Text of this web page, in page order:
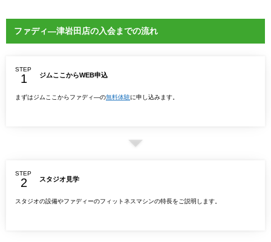
ファディ―津岩田店の入会までの流れ
STEP
ジムここからWEB申込
まずはジムここからファディ―の無料体験に申し込みます。
STEP
スタジオ見学
スタジオの設備やファディーのフィットネスマシンの特長をご説明します。